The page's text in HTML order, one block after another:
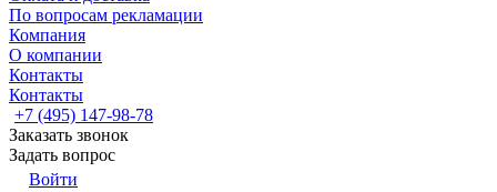
По вопросам рекламации
Компания
О компании
Контакты
Контакты
+7 (495) 147-98-78
Заказать звонок
Задать вопрос
Войти